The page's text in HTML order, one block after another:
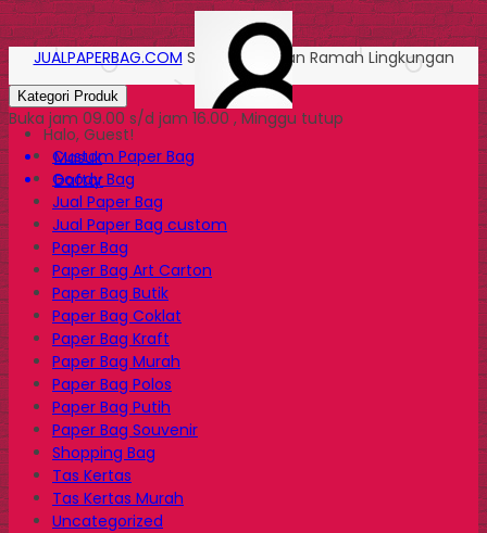
Halo, Guest!
Masuk
Daftar
JUALPAPERBAG.COM Solusi Kemasan Ramah Lingkungan
Kategori Produk
Buka jam 09.00 s/d jam 16.00 , Minggu tutup
Custom Paper Bag
Goody Bag
Jual Paper Bag
Jual Paper Bag custom
Paper Bag
Paper Bag Art Carton
Paper Bag Butik
Paper Bag Coklat
Paper Bag Kraft
Paper Bag Murah
Paper Bag Polos
Paper Bag Putih
Paper Bag Souvenir
Shopping Bag
Tas Kertas
Tas Kertas Murah
Uncategorized